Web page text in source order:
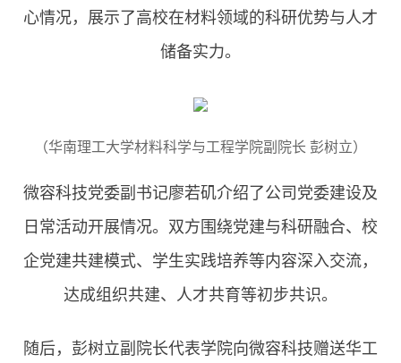
心情况，展示了高校在材料领域的科研优势与人才
储备实力。
（华南理工大学材料科学与工程学院副院长 彭树立）
微容科技党委副书记廖若矶介绍了公司党委建设及
日常活动开展情况。双方围绕党建与科研融合、校
企党建共建模式、学生实践培养等内容深入交流，
达成组织共建、人才共育等初步共识。
随后，彭树立副院长代表学院向微容科技赠送华工